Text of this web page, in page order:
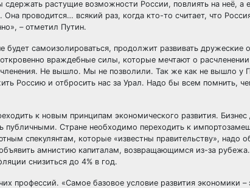
растущие возможности России, повлиять на неё, а
проводится… всякий раз, когда кто-то считает, что
– отметил Путин.
самоизолироваться, продолжит развивать дружеские
враждебные силы, которые мечтают о
Не вышло. Мы не позволили. Так же как не вышло у
Россию и отбросить нас за Урал. Надо бы всем помнить,
к новым принципам экономического развития.
публичными. Стране необходимо переходить к
спекулянтам, которые «известны правительству», надо
амнистию капиталам, возвращающимся из-за
снизиться до 4% в год.
профессий. «Самое базовое условие развития экономики –